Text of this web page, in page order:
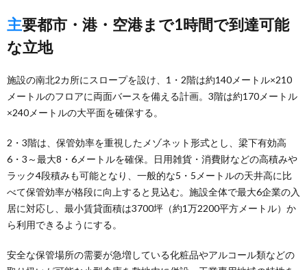
主要都市・港・空港まで1時間で到達可能
な立地
施設の南北2カ所にスロープを設け、1・2階は約140メートル×210
メートルのフロアに両面バースを備える計画。3階は約170メートル
×240メートルの大平面を確保する。
2・3階は、保管効率を重視したメゾネット形式とし、梁下有効高
6・3～最大8・6メートルを確保。日用雑貨・消費財などの高積みや
ラック4段積みも可能となり、一般的な5・5メートルの天井高に比
べて保管効率が格段に向上すると見込む。施設全体で最大6企業の入
居に対応し、最小賃貸面積は3700坪（約1万2200平方メートル）か
ら利用できるようにする。
安全な保管場所の需要が急増している化粧品やアルコール類などの